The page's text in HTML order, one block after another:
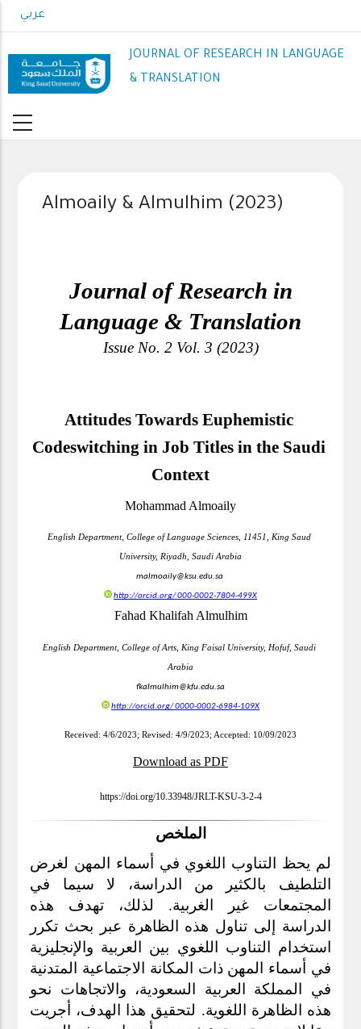
to
content
عربي
JOURNAL OF RESEARCH IN LANGUAGE
& TRANSLATION
Almoaily & Almulhim (2023)
Journal of Research in
Language & Translation
Issue No. 2 Vol. 3 (2023)
Attitudes Towards Euphemistic
Codeswitching in Job Titles in the Saudi
Context
Mohammad Almoaily
English Department, College of Language Sciences, 11451, King Saud
University, Riyadh, Saudi Arabia
malmoaily@ksu.edu.sa
http://orcid.org/000-0002-7804-499X
Fahad Khalifah Almulhim
English Department, College of Arts, King Faisal University, Hofuf, Saudi
Arabia
fkalmulhim@kfu.edu.sa
http://orcid.org/0000-0002-6984-109X
Received: 4/6/2023; Revised: 4/9/2023; Accepted: 10/09/2023
Download as PDF
https://doi.org/10.33948/JRLT-KSU-3-2-4
الملخص